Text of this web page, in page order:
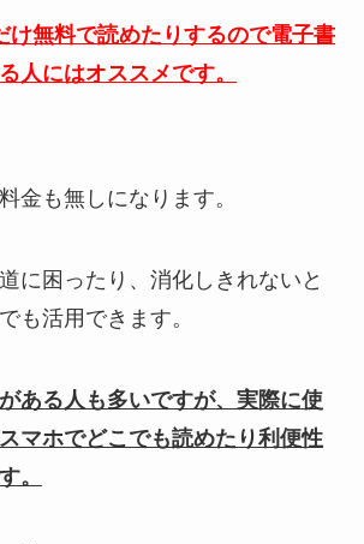
け無料で読めたりするので電子書
人にはオススメです。
金も無しになります。
に困ったり、消化しきれないと
も活用できます。
ある人も多いですが、実際に使
マホでどこでも読めたり利便性
。